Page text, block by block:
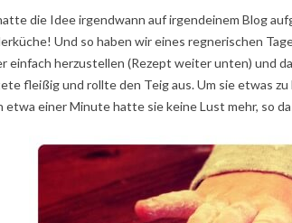
die Idee irgendwann auf irgendeinem Blog
Und so haben wir eines regnerischen
einfach herzustellen (Rezept weiter unten) und
fleißig und rollte den Teig aus. Um sie etwas
etwa einer Minute hatte sie keine Lust mehr, so